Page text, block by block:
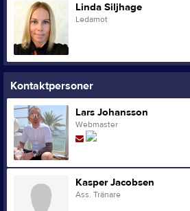
Linda Siljhage
Ledamot
Kontaktpersoner
Lars Johansson
Webmaster
Kasper Jacobsen
Ass. Tränare